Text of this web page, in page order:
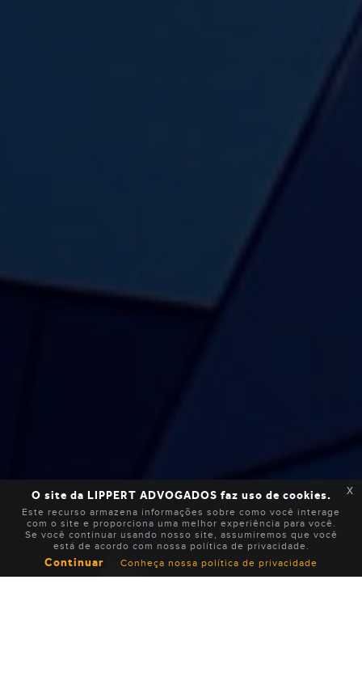
O site da LIPPERT ADVOGADOS faz uso de cookies.
Este recurso armazena informações sobre como você interage
com o site e proporciona uma melhor experiência para você.
Se você continuar usando nosso site, assumiremos que você
está de acordo com nossa política de privacidade.
Continuar Conheça nossa política de privacidade
x